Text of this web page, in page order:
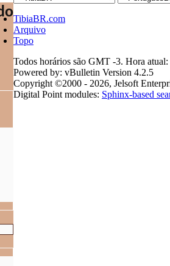
TibiaBR.com
Arquivo
Topo
Todos horários são GMT -3. Hora atual:
Powered by: vBulletin Version 4.2.5
Copyright ©2000 - 2026, Jelsoft
Digital Point modules: Sphinx-based